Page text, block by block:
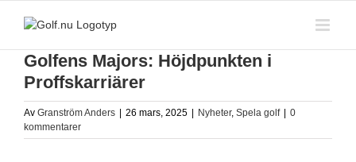
Golfens Majors: Höjdpunkten i
Proffskarriärer
Av Granström Anders 26 mars, 2025 Nyheter, Spela golf
0
kommentarer